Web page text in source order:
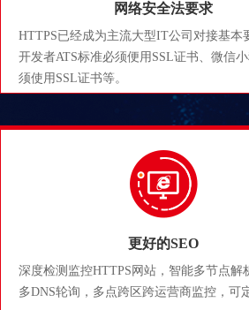
网络安全法要求
HTTPS已经成为主流大型IT公司对接基本
开发者ATS标准必须便用SSL证书、微信
须使用SSL证书等。
更好的SEO
深度检测监控HTTPS网站，智能多节点解
多DNS轮询，多点跨区跨运营商监控，可